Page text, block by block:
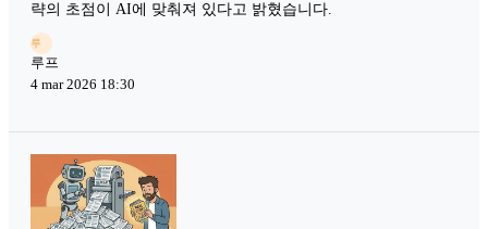
략의 초점이 AI에 맞춰져 있다고 밝혔습니다.
루
루프
4 mar 2026 18:30